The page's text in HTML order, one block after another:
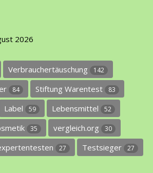
2026
Verbrauchertäuschung 142
84 Stiftung Warentest 83
Label 59 Lebensmittel 52
35 vergleich.org 30
27 Testsieger 27